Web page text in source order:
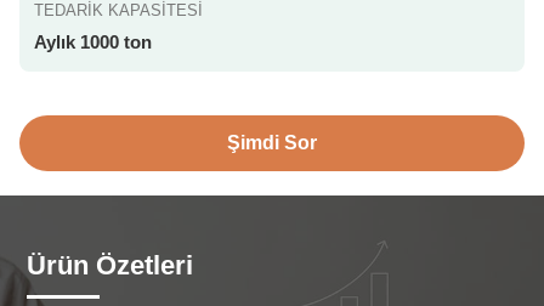
TEDARIK KAPASITESI
Aylık 1000 ton
Şimdi Sor
Ürün Özetleri